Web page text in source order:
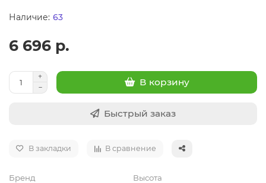
63
6 696 р.
В корзину
Быстрый заказ
В закладки В сравнение
Бренд Высота